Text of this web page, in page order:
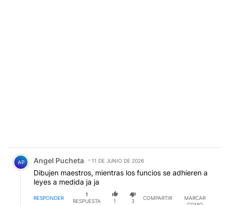
Comentario de Angel Pucheta.
AP Angel Pucheta 11 DE JUNIO DE 2026
Dibujen maestros, mientras los funcios se adhieren a
leyes a medida ja ja
RESPONDER
1
RESPUESTA
1 3
COMPARTIR
MARCAR